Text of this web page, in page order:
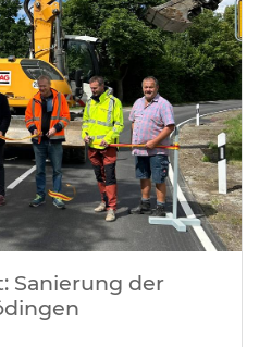
Sanierung der